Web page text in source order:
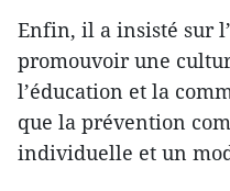
Enfin, il a insisté sur
promouvoir une
l’éducation et la
que la prévention
individuelle et un